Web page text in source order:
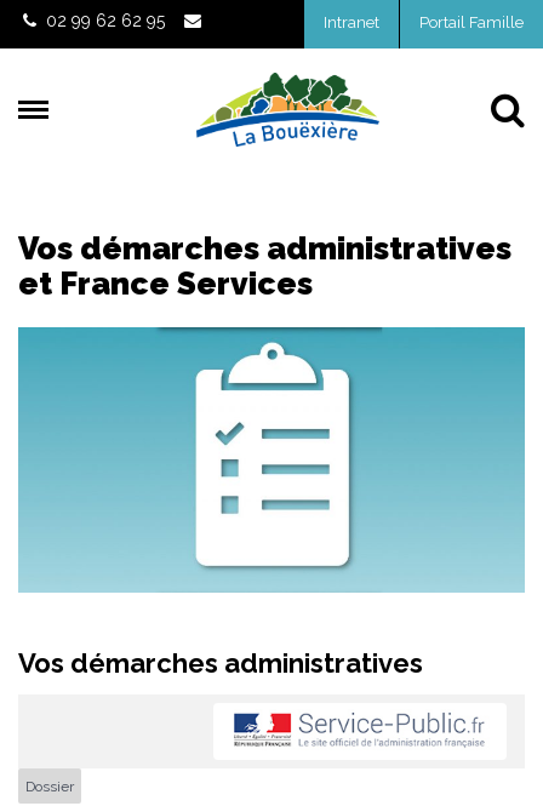
Gestion des traceurs
02 99 62 62 95 Intranet Portail Famille
Vos démarches administratives
et France Services
Vos démarches administratives
Dossier